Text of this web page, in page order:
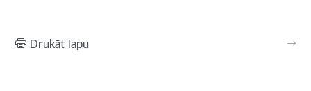
Drukāt lapu